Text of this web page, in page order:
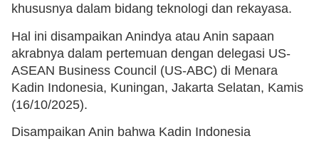
khususnya dalam bidang teknologi dan rekayasa.
Hal ini disampaikan Anindya atau Anin sapaan
akrabnya dalam pertemuan dengan delegasi US-
ASEAN Business Council (US-ABC) di Menara
Kadin Indonesia, Kuningan, Jakarta Selatan, Kamis
(16/10/2025).
Disampaikan Anin bahwa Kadin Indonesia